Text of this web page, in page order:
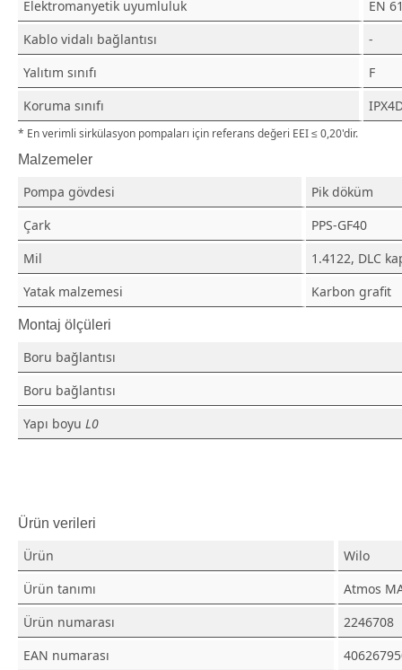
Elektromanyetik uyumluluk
EN
Kablo vidalı bağlantısı
-
Yalıtım sınıfı
F
Koruma sınıfı
* En verimli sirkülasyon pompaları için referans değeri EEI ≤ 0,20'dir.
Malzemeler
Pompa gövdesi
Pik döküm
Çark
PPS-GF40
Mil
1.4122, DLC
Yatak malzemesi
Karbon grafit
Montaj ölçüleri
Boru bağlantısı
Boru bağlantısı
Yapı boyu L0
Ürün verileri
Ürün
Wilo
Ürün tanımı
Atmos
Ürün numarası
2246708
EAN numarası